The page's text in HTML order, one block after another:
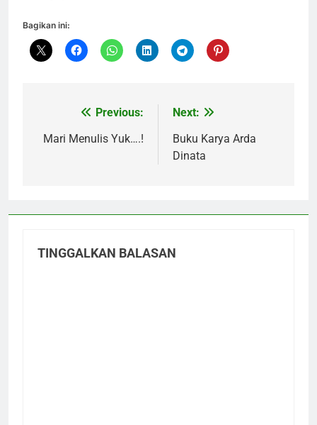
Bagikan ini:
Navigasi
pos
Previous:
Mari Menulis Yuk….!
Next:
Buku Karya Arda
Dinata
TINGGALKAN BALASAN